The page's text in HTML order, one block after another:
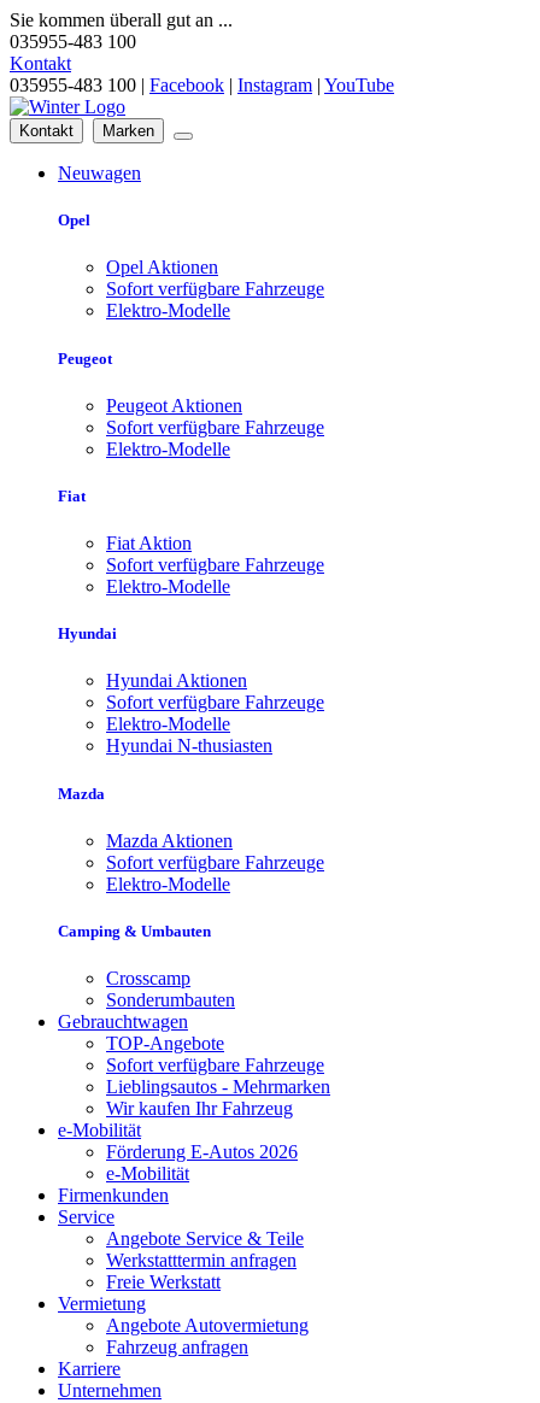
Sie kommen überall gut an ...
035955-483 100
Kontakt
035955-483 100 | Facebook | Instagram | YouTube
Kontakt Marken
Neuwagen
Opel
Opel Aktionen
Sofort verfügbare Fahrzeuge
Elektro-Modelle
Peugeot
Peugeot Aktionen
Sofort verfügbare Fahrzeuge
Elektro-Modelle
Fiat
Fiat Aktion
Sofort verfügbare Fahrzeuge
Elektro-Modelle
Hyundai
Hyundai Aktionen
Sofort verfügbare Fahrzeuge
Elektro-Modelle
Hyundai N-thusiasten
Mazda
Mazda Aktionen
Sofort verfügbare Fahrzeuge
Elektro-Modelle
Camping & Umbauten
Crosscamp
Sonderumbauten
Gebrauchtwagen
TOP-Angebote
Sofort verfügbare Fahrzeuge
Lieblingsautos - Mehrmarken
Wir kaufen Ihr Fahrzeug
e-Mobilität
Förderung E-Autos 2026
e-Mobilität
Firmenkunden
Service
Angebote Service & Teile
Werkstatttermin anfragen
Freie Werkstatt
Vermietung
Angebote Autovermietung
Fahrzeug anfragen
Karriere
Unternehmen